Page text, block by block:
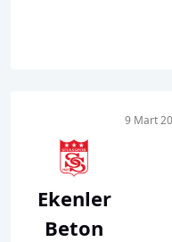
Ekenler
Beton
9 Mart